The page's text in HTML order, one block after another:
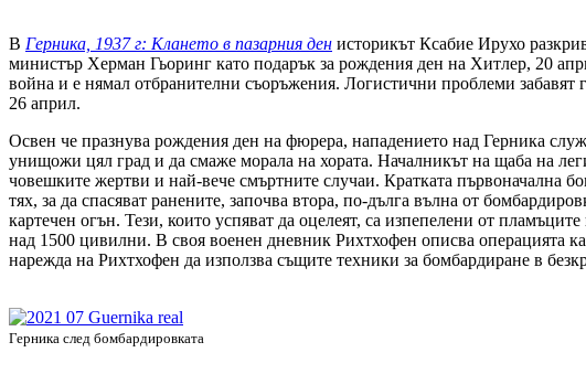
В Герника, 1937 г: Клането в пазарния ден историкът Ксабие Ирухо
министър Херман Гьоринг като подарък за рождения ден на Хитлер, 20
война и е нямал отбранителни съоръжения. Логистични проблеми забавят
26 април.
Освен че празнува рождения ден на фюрера, нападението над Герника
унищожи цял град и да смаже морала на хората. Началникът на щаба на
човешките жертви и най-вече смъртните случаи. Кратката първоначална
тях, за да спасяват ранените, започва втора, по-дълга вълна от
картечен огън. Тези, които успяват да оцелеят, са изпепелени от
над 1500 цивилни. В своя военен дневник Рихтхофен описва операцията
нарежда на Рихтхофен да използва същите техники за бомбардиране в
Герника след бомбардировката